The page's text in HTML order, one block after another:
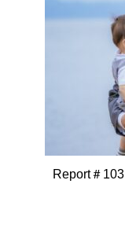
Report＃103